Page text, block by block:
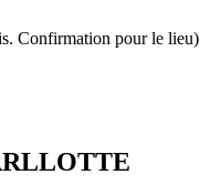
Confirmation pour le lieu)